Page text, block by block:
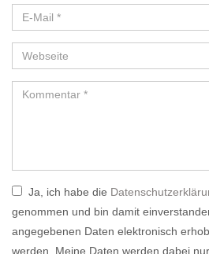
Ja, ich habe die
genommen und bin damit
angegebenen Daten elektronisch
werden. Meine Daten werden dabei